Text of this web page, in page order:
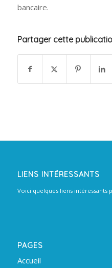
bancaire.
Partager cette
LIENS INTÉRESSANTS
Voici quelques liens intéressants
PAGES
Accueil